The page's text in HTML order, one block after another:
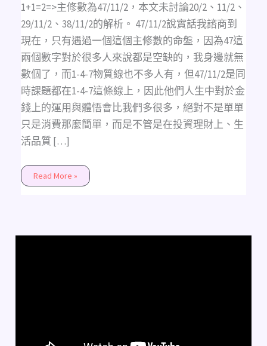
1+1=2=>主修數為47/11/2，本文未討論20/2、11/2、
29/11/2、38/11/2的解析。 47/11/2說實話我諮商到
現在，只有遇過一個這個主修數的命盤，因為47這
兩個數字對於很多人來說都是空缺的，我身邊就無
數個了，而1-4-7物質線也不多人有，但47/11/2是同
時課題都在1-4-7這條線上，因此他們人生中對於金
錢上的運用與體悟會比我們多很多，絕對不是單單
只是消費那麼簡單，而是不管是在投資理財上、生
活品質 […]
Read More »